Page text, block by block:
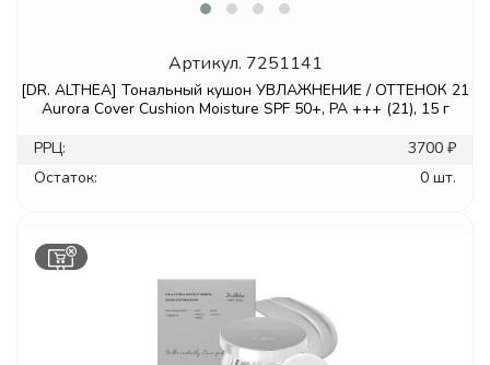
Артикул. 7251141
[DR. ALTHEA] Тональный кушон УВЛАЖНЕНИЕ / ОТТЕНОК 21
Aurora Cover Cushion Moisture SPF 50+, PA +++ (21), 15 г
РРЦ:
3700 ₽
Остаток:
0 шт.